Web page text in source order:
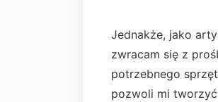
Jednakże, jako
zwracam się z
potrzebnego
pozwoli mi